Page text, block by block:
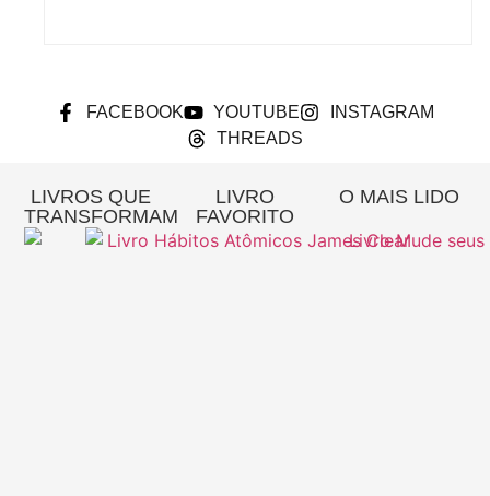
FACEBOOK YOUTUBE
INSTAGRAM
THREADS
LIVROS QUE
TRANSFORMAM
LIVRO
FAVORITO
O MAIS LIDO